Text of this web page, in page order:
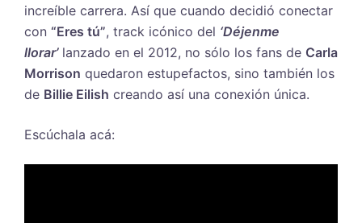
increíble carrera. Así que cuando decidió conectar
con “Eres tú”, track icónico del ‘Déjenme
llorar’lanzado en el 2012, no sólo los fans de Carla
Morrison quedaron estupefactos, sino también los
de Billie Eilish creando así una conexión única.
Escúchala acá: